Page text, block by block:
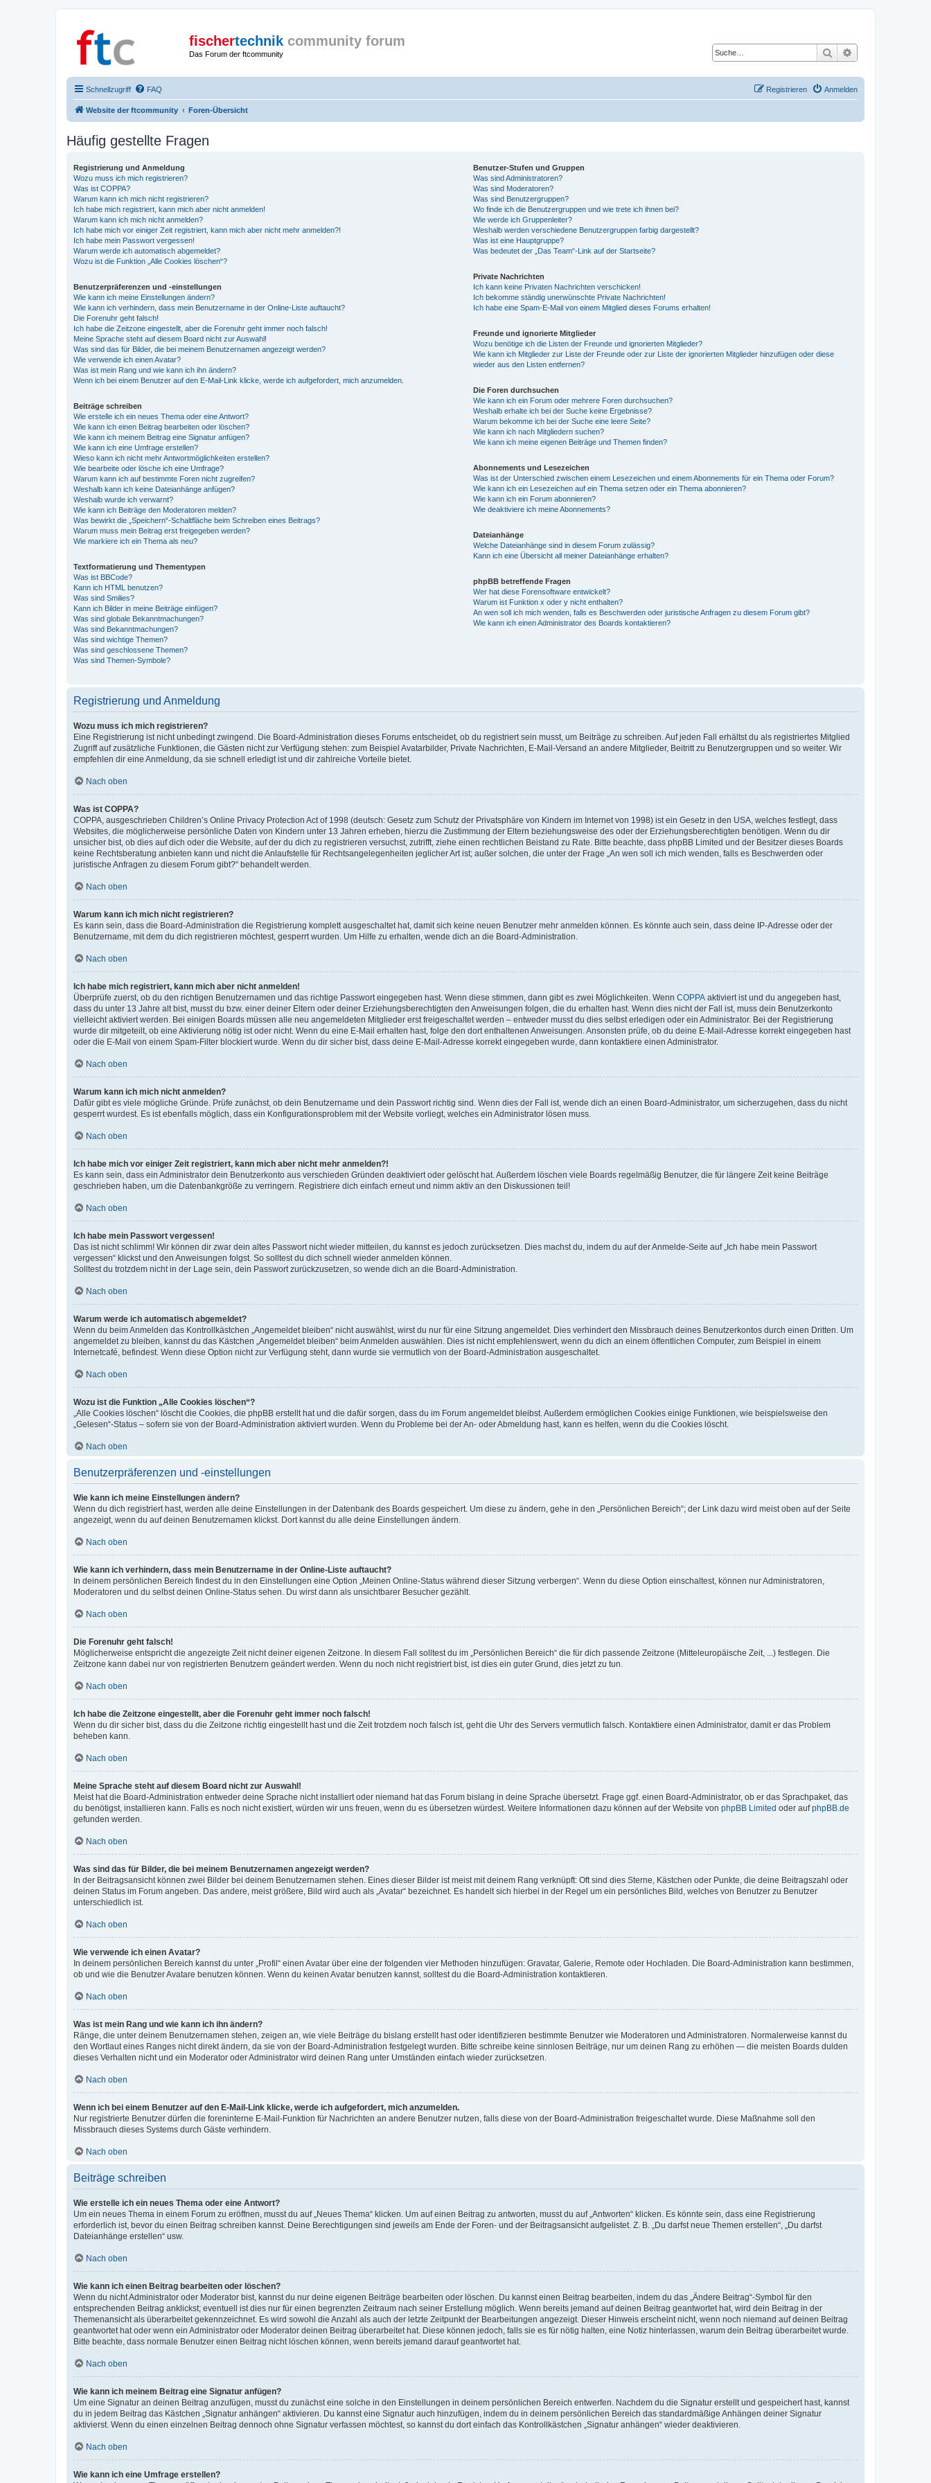
fischertechnik community forum
Das Forum der ftcommunity Suche
Schnellzugriff FAQ Anmelden
Registrieren
Website der ftcommunity Foren-Übersicht
Häufig gestellte Fragen
Registrierung und Anmeldung
Wozu muss ich mich registrieren?
Was ist COPPA?
Warum kann ich mich nicht registrieren?
Ich habe mich registriert, kann mich aber nicht anmelden!
Warum kann ich mich nicht anmelden?
Ich habe mich vor einiger Zeit registriert, kann mich aber nicht mehr anmelden?!
Ich habe mein Passwort vergessen!
Warum werde ich automatisch abgemeldet?
Wozu ist die Funktion „Alle Cookies löschen“?
Benutzerpräferenzen und -einstellungen
Wie kann ich meine Einstellungen ändern?
Wie kann ich verhindern, dass mein Benutzername in der Online-Liste auftaucht?
Die Forenuhr geht falsch!
Ich habe die Zeitzone eingestellt, aber die Forenuhr geht immer noch falsch!
Meine Sprache steht auf diesem Board nicht zur Auswahl!
Was sind das für Bilder, die bei meinem Benutzernamen angezeigt werden?
Wie verwende ich einen Avatar?
Was ist mein Rang und wie kann ich ihn ändern?
Wenn ich bei einem Benutzer auf den E-Mail-Link klicke, werde ich aufgefordert, mich anzumelden.
Beiträge schreiben
Wie erstelle ich ein neues Thema oder eine Antwort?
Wie kann ich einen Beitrag bearbeiten oder löschen?
Wie kann ich meinem Beitrag eine Signatur anfügen?
Wie kann ich eine Umfrage erstellen?
Wieso kann ich nicht mehr Antwortmöglichkeiten erstellen?
Wie bearbeite oder lösche ich eine Umfrage?
Warum kann ich auf bestimmte Foren nicht zugreifen?
Weshalb kann ich keine Dateianhänge anfügen?
Weshalb wurde ich verwarnt?
Wie kann ich Beiträge den Moderatoren melden?
Was bewirkt die „Speichern“-Schaltfläche beim Schreiben eines Beitrags?
Warum muss mein Beitrag erst freigegeben werden?
Wie markiere ich ein Thema als neu?
Textformatierung und Thementypen
Was ist BBCode?
Kann ich HTML benutzen?
Was sind Smilies?
Kann ich Bilder in meine Beiträge einfügen?
Was sind globale Bekanntmachungen?
Was sind Bekanntmachungen?
Was sind wichtige Themen?
Was sind geschlossene Themen?
Was sind Themen-Symbole?
Benutzer-Stufen und Gruppen
Was sind Administratoren?
Was sind Moderatoren?
Was sind Benutzergruppen?
Wo finde ich die Benutzergruppen und wie trete ich ihnen bei?
Wie werde ich Gruppenleiter?
Weshalb werden verschiedene Benutzergruppen farbig dargestellt?
Was ist eine Hauptgruppe?
Was bedeutet der „Das Team“-Link auf der Startseite?
Private Nachrichten
Ich kann keine Privaten Nachrichten verschicken!
Ich bekomme ständig unerwünschte Private Nachrichten!
Ich habe eine Spam-E-Mail von einem Mitglied dieses Forums erhalten!
Freunde und ignorierte Mitglieder
Wozu benötige ich die Listen der Freunde und ignorierten Mitglieder?
Wie kann ich Mitglieder zur Liste der Freunde oder zur Liste der ignorierten Mitglieder hinzufügen oder diese
wieder aus den Listen entfernen?
Die Foren durchsuchen
Wie kann ich ein Forum oder mehrere Foren durchsuchen?
Weshalb erhalte ich bei der Suche keine Ergebnisse?
Warum bekomme ich bei der Suche eine leere Seite?
Wie kann ich nach Mitgliedern suchen?
Wie kann ich meine eigenen Beiträge und Themen finden?
Abonnements und Lesezeichen
Was ist der Unterschied zwischen einem Lesezeichen und einem Abonnements für ein Thema oder Forum?
Wie kann ich ein Lesezeichen auf ein Thema setzen oder ein Thema abonnieren?
Wie kann ich ein Forum abonnieren?
Wie deaktiviere ich meine Abonnements?
Dateianhänge
Welche Dateianhänge sind in diesem Forum zulässig?
Kann ich eine Übersicht all meiner Dateianhänge erhalten?
phpBB betreffende Fragen
Wer hat diese Forensoftware entwickelt?
Warum ist Funktion x oder y nicht enthalten?
An wen soll ich mich wenden, falls es Beschwerden oder juristische Anfragen zu diesem Forum gibt?
Wie kann ich einen Administrator des Boards kontaktieren?
Registrierung und Anmeldung
Wozu muss ich mich registrieren?
Eine Registrierung ist nicht unbedingt zwingend. Die Board-Administration dieses Forums entscheidet, ob du registriert sein musst, um Beiträge zu schreiben. Auf jeden Fall erhältst du als registriertes Mitglied
Zugriff auf zusätzliche Funktionen, die Gästen nicht zur Verfügung stehen: zum Beispiel Avatarbilder, Private Nachrichten, E-Mail-Versand an andere Mitglieder, Beitritt zu Benutzergruppen und so weiter. Wir
empfehlen dir eine Anmeldung, da sie schnell erledigt ist und dir zahlreiche Vorteile bietet.
Nach oben
Was ist COPPA?
COPPA, ausgeschrieben Children’s Online Privacy Protection Act of 1998 (deutsch: Gesetz zum Schutz der Privatsphäre von Kindern im Internet von 1998) ist ein Gesetz in den USA, welches festlegt, dass
Websites, die möglicherweise persönliche Daten von Kindern unter 13 Jahren erheben, hierzu die Zustimmung der Eltern beziehungsweise des oder der Erziehungsberechtigten benötigen. Wenn du dir
unsicher bist, ob dies auf dich oder die Website, auf der du dich zu registrieren versuchst, zutrifft, ziehe einen rechtlichen Beistand zu Rate. Bitte beachte, dass phpBB Limited und der Besitzer dieses Boards
keine Rechtsberatung anbieten kann und nicht die Anlaufstelle für Rechtsangelegenheiten jeglicher Art ist; außer solchen, die unter der Frage „An wen soll ich mich wenden, falls es Beschwerden oder
juristische Anfragen zu diesem Forum gibt?“ behandelt werden.
Nach oben
Warum kann ich mich nicht registrieren?
Es kann sein, dass die Board-Administration die Registrierung komplett ausgeschaltet hat, damit sich keine neuen Benutzer mehr anmelden können. Es könnte auch sein, dass deine IP-Adresse oder der
Benutzername, mit dem du dich registrieren möchtest, gesperrt wurden. Um Hilfe zu erhalten, wende dich an die Board-Administration.
Nach oben
Ich habe mich registriert, kann mich aber nicht anmelden!
Überprüfe zuerst, ob du den richtigen Benutzernamen und das richtige Passwort eingegeben hast. Wenn diese stimmen, dann gibt es zwei Möglichkeiten. Wenn COPPA aktiviert ist und du angegeben hast,
dass du unter 13 Jahre alt bist, musst du bzw. einer deiner Eltern oder deiner Erziehungsberechtigten den Anweisungen folgen, die du erhalten hast. Wenn dies nicht der Fall ist, muss dein Benutzerkonto
vielleicht aktiviert werden. Bei einigen Boards müssen alle neu angemeldeten Mitglieder erst freigeschaltet werden – entweder musst du dies selbst erledigen oder ein Administrator. Bei der Registrierung
wurde dir mitgeteilt, ob eine Aktivierung nötig ist oder nicht. Wenn du eine E-Mail erhalten hast, folge den dort enthaltenen Anweisungen. Ansonsten prüfe, ob du deine E-Mail-Adresse korrekt eingegeben hast
oder die E-Mail von einem Spam-Filter blockiert wurde. Wenn du dir sicher bist, dass deine E-Mail-Adresse korrekt eingegeben wurde, dann kontaktiere einen Administrator.
Nach oben
Warum kann ich mich nicht anmelden?
Dafür gibt es viele mögliche Gründe. Prüfe zunächst, ob dein Benutzername und dein Passwort richtig sind. Wenn dies der Fall ist, wende dich an einen Board-Administrator, um sicherzugehen, dass du nicht
gesperrt wurdest. Es ist ebenfalls möglich, dass ein Konfigurationsproblem mit der Website vorliegt, welches ein Administrator lösen muss.
Nach oben
Ich habe mich vor einiger Zeit registriert, kann mich aber nicht mehr anmelden?!
Es kann sein, dass ein Administrator dein Benutzerkonto aus verschieden Gründen deaktiviert oder gelöscht hat. Außerdem löschen viele Boards regelmäßig Benutzer, die für längere Zeit keine Beiträge
geschrieben haben, um die Datenbankgröße zu verringern. Registriere dich einfach erneut und nimm aktiv an den Diskussionen teil!
Nach oben
Ich habe mein Passwort vergessen!
Das ist nicht schlimm! Wir können dir zwar dein altes Passwort nicht wieder mitteilen, du kannst es jedoch zurücksetzen. Dies machst du, indem du auf der Anmelde-Seite auf „Ich habe mein Passwort
vergessen“ klickst und den Anweisungen folgst. So solltest du dich schnell wieder anmelden können.
Solltest du trotzdem nicht in der Lage sein, dein Passwort zurückzusetzen, so wende dich an die Board-Administration.
Nach oben
Warum werde ich automatisch abgemeldet?
Wenn du beim Anmelden das Kontrollkästchen „Angemeldet bleiben“ nicht auswählst, wirst du nur für eine Sitzung angemeldet. Dies verhindert den Missbrauch deines Benutzerkontos durch einen Dritten. Um
angemeldet zu bleiben, kannst du das Kästchen „Angemeldet bleiben“ beim Anmelden auswählen. Dies ist nicht empfehlenswert, wenn du dich an einem öffentlichen Computer, zum Beispiel in einem
Internetcafé, befindest. Wenn diese Option nicht zur Verfügung steht, dann wurde sie vermutlich von der Board-Administration ausgeschaltet.
Nach oben
Wozu ist die Funktion „Alle Cookies löschen“?
„Alle Cookies löschen“ löscht die Cookies, die phpBB erstellt hat und die dafür sorgen, dass du im Forum angemeldet bleibst. Außerdem ermöglichen Cookies einige Funktionen, wie beispielsweise den
„Gelesen“-Status – sofern sie von der Board-Administration aktiviert wurden. Wenn du Probleme bei der An- oder Abmeldung hast, kann es helfen, wenn du die Cookies löscht.
Nach oben
Benutzerpräferenzen und -einstellungen
Wie kann ich meine Einstellungen ändern?
Wenn du dich registriert hast, werden alle deine Einstellungen in der Datenbank des Boards gespeichert. Um diese zu ändern, gehe in den „Persönlichen Bereich“; der Link dazu wird meist oben auf der Seite
angezeigt, wenn du auf deinen Benutzernamen klickst. Dort kannst du alle deine Einstellungen ändern.
Nach oben
Wie kann ich verhindern, dass mein Benutzername in der Online-Liste auftaucht?
In deinem persönlichen Bereich findest du in den Einstellungen eine Option „Meinen Online-Status während dieser Sitzung verbergen“. Wenn du diese Option einschaltest, können nur Administratoren,
Moderatoren und du selbst deinen Online-Status sehen. Du wirst dann als unsichtbarer Besucher gezählt.
Nach oben
Die Forenuhr geht falsch!
Möglicherweise entspricht die angezeigte Zeit nicht deiner eigenen Zeitzone. In diesem Fall solltest du im „Persönlichen Bereich“ die für dich passende Zeitzone (Mitteleuropäische Zeit, ...) festlegen. Die
Zeitzone kann dabei nur von registrierten Benutzern geändert werden. Wenn du noch nicht registriert bist, ist dies ein guter Grund, dies jetzt zu tun.
Nach oben
Ich habe die Zeitzone eingestellt, aber die Forenuhr geht immer noch falsch!
Wenn du dir sicher bist, dass du die Zeitzone richtig eingestellt hast und die Zeit trotzdem noch falsch ist, geht die Uhr des Servers vermutlich falsch. Kontaktiere einen Administrator, damit er das Problem
beheben kann.
Nach oben
Meine Sprache steht auf diesem Board nicht zur Auswahl!
Meist hat die Board-Administration entweder deine Sprache nicht installiert oder niemand hat das Forum bislang in deine Sprache übersetzt. Frage ggf. einen Board-Administrator, ob er das Sprachpaket, das
du benötigst, installieren kann. Falls es noch nicht existiert, würden wir uns freuen, wenn du es übersetzen würdest. Weitere Informationen dazu können auf der Website von phpBB Limited oder aufphpBB.de
gefunden werden.
Nach oben
Was sind das für Bilder, die bei meinem Benutzernamen angezeigt werden?
In der Beitragsansicht können zwei Bilder bei deinem Benutzernamen stehen. Eines dieser Bilder ist meist mit deinem Rang verknüpft: Oft sind dies Sterne, Kästchen oder Punkte, die deine Beitragszahl oder
deinen Status im Forum angeben. Das andere, meist größere, Bild wird auch als „Avatar“ bezeichnet. Es handelt sich hierbei in der Regel um ein persönliches Bild, welches von Benutzer zu Benutzer
unterschiedlich ist.
Nach oben
Wie verwende ich einen Avatar?
In deinem persönlichen Bereich kannst du unter „Profil“ einen Avatar über eine der folgenden vier Methoden hinzufügen: Gravatar, Galerie, Remote oder Hochladen. Die Board-Administration kann bestimmen,
ob und wie die Benutzer Avatare benutzen können. Wenn du keinen Avatar benutzen kannst, solltest du die Board-Administration kontaktieren.
Nach oben
Was ist mein Rang und wie kann ich ihn ändern?
Ränge, die unter deinem Benutzernamen stehen, zeigen an, wie viele Beiträge du bislang erstellt hast oder identifizieren bestimmte Benutzer wie Moderatoren und Administratoren. Normalerweise kannst du
den Wortlaut eines Ranges nicht direkt ändern, da sie von der Board-Administration festgelegt wurden. Bitte schreibe keine sinnlosen Beiträge, nur um deinen Rang zu erhöhen — die meisten Boards dulden
dieses Verhalten nicht und ein Moderator oder Administrator wird deinen Rang unter Umständen einfach wieder zurücksetzen.
Nach oben
Wenn ich bei einem Benutzer auf den E-Mail-Link klicke, werde ich aufgefordert, mich anzumelden.
Nur registrierte Benutzer dürfen die foreninterne E-Mail-Funktion für Nachrichten an andere Benutzer nutzen, falls diese von der Board-Administration freigeschaltet wurde. Diese Maßnahme soll den
Missbrauch dieses Systems durch Gäste verhindern.
Nach oben
Beiträge schreiben
Wie erstelle ich ein neues Thema oder eine Antwort?
Um ein neues Thema in einem Forum zu eröffnen, musst du auf „Neues Thema“ klicken. Um auf einen Beitrag zu antworten, musst du auf „Antworten“ klicken. Es könnte sein, dass eine Registrierung
erforderlich ist, bevor du einen Beitrag schreiben kannst. Deine Berechtigungen sind jeweils am Ende der Foren- und der Beitragsansicht aufgelistet. Z. B. „Du darfst neue Themen erstellen“, „Du darfst
Dateianhänge erstellen“ usw.
Nach oben
Wie kann ich einen Beitrag bearbeiten oder löschen?
Wenn du nicht Administrator oder Moderator bist, kannst du nur deine eigenen Beiträge bearbeiten oder löschen. Du kannst einen Beitrag bearbeiten, indem du das „Ändere Beitrag“-Symbol für den
entsprechenden Beitrag anklickst; eventuell ist dies nur für einen begrenzten Zeitraum nach seiner Erstellung möglich. Wenn bereits jemand auf deinen Beitrag geantwortet hat, wird dein Beitrag in der
Themenansicht als überarbeitet gekennzeichnet. Es wird sowohl die Anzahl als auch der letzte Zeitpunkt der Bearbeitungen angezeigt. Dieser Hinweis erscheint nicht, wenn noch niemand auf deinen Beitrag
geantwortet hat oder wenn ein Administrator oder Moderator deinen Beitrag überarbeitet hat. Diese können jedoch, falls sie es für nötig halten, eine Notiz hinterlassen, warum dein Beitrag überarbeitet wurde.
Bitte beachte, dass normale Benutzer einen Beitrag nicht löschen können, wenn bereits jemand darauf geantwortet hat.
Nach oben
Wie kann ich meinem Beitrag eine Signatur anfügen?
Um eine Signatur an deinen Beitrag anzufügen, musst du zunächst eine solche in den Einstellungen in deinem persönlichen Bereich entwerfen. Nachdem du die Signatur erstellt und gespeichert hast, kannst
du in jedem Beitrag das Kästchen „Signatur anhängen“ aktivieren. Du kannst eine Signatur auch hinzufügen, indem du in deinem persönlichen Bereich das standardmäßige Anhängen deiner Signatur
aktivierst. Wenn du einen einzelnen Beitrag dennoch ohne Signatur verfassen möchtest, so kannst du dort einfach das Kontrollkästchen „Signatur anhängen“ wieder deaktivieren.
Nach oben
Wie kann ich eine Umfrage erstellen?